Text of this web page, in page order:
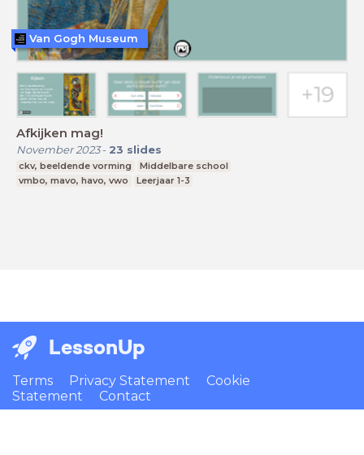
Afkijken mag!
November 2023- 23 slides
ckv, beeldende vorming
Middelbare school
vmbo, mavo, havo, vwo
Leerjaar 1-3
Van Gogh Museum
LessonUp
Terms Privacy Statement
Cookie
Statement
Contact